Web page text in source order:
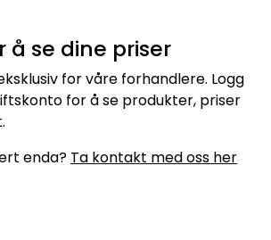
å se dine priser
for våre forhandlere. Logg
for å se produkter, priser
enda? Ta kontakt med oss her